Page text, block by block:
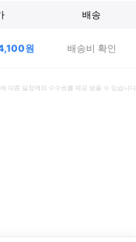
배송
원 배송비 확인
따른 일정액의 수수료를 제공 받을 수 있습니다